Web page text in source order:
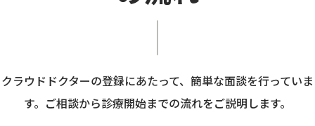
クラウドドクターの登録にあたって、簡単な面談を行っていま
す。ご相談から診療開始までの流れをご説明します。